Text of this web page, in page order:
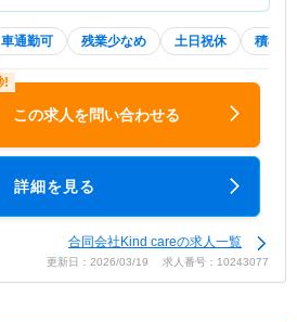
車通勤可 残業少なめ 土日祝休 積極採
この求人を問い合わせる
詳細を見る
合同会社Kind careの求人一覧
更新日：2026/03/19 求人番号：10243077